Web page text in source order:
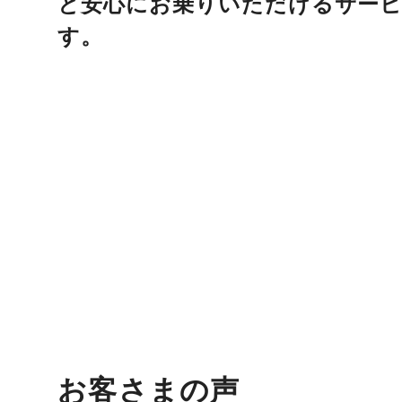
す。
お客さまの声